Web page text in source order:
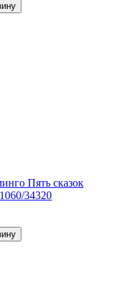
Пять сказок
34320